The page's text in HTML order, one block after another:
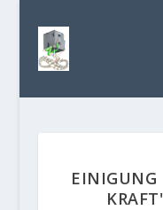
EINIGUNG